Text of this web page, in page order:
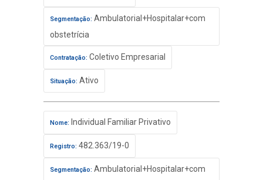
Segmentação: Ambulatorial+Hospitalar+com
obstetrícia
Contratação: Coletivo Empresarial
Situação: Ativo
Nome: Individual Familiar Privativo
Registro: 482.363/19-0
Segmentação: Ambulatorial+Hospitalar+com